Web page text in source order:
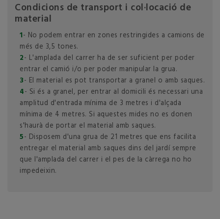
Condicions de transport i col·locació de
material
1- No podem entrar en zones restringides a camions de
més de 3,5 tones.
2- L'amplada del carrer ha de ser suficient per poder
entrar el camió i/o per poder manipular la grua.
3- El material es pot transportar a granel o amb saques.
4- Si és a granel, per entrar al domicili és necessari una
amplitud d'entrada mínima de 3 metres i d'alçada
mínima de 4 metres. Si aquestes mides no es donen
s'haurà de portar el material amb saques.
5- Disposem d'una grua de 21 metres que ens facilita
entregar el material amb saques dins del jardí sempre
que l'amplada del carrer i el pes de la càrrega no ho
impedeixin.